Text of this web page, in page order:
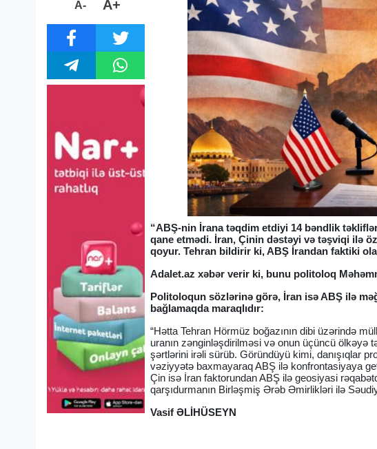
A- A+
“ABŞ-nin İrana təqdim etdiyi 14 bəndlik
qane etmədi. İran, Çinin dəstəyi və təşviqi ilə
qoyur. Tehran bildirir ki, ABŞ İrandan faktiki
Adalet.az xəbər verir ki, bunu politoloq
Politoloqun sözlərinə görə, İran isə ABŞ ilə
bağlamaqda maraqlıdır:
“Hətta Tehran Hörmüz boğazının dibi üzərində
uranın zənginləşdirilməsi və onun üçüncü ölkəyə
şərtlərini irəli sürüb. Göründüyü kimi, danışıqlar
vəziyyətə baxmayaraq ABŞ ilə konfrontasiyaya
Çin isə İran faktorundan ABŞ ilə geosiyasi
qarşıdurmanın Birləşmiş Ərəb Əmirlikləri ilə
Vasif ƏLİHÜSEYN